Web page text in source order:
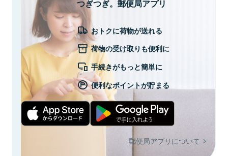
つぎつぎ。郵便局アプリ
おトクに荷物が送れる
荷物の受け取りも便利に
手続きがもっと簡単に
便利なポイントが貯まる
郵便局アプリについて